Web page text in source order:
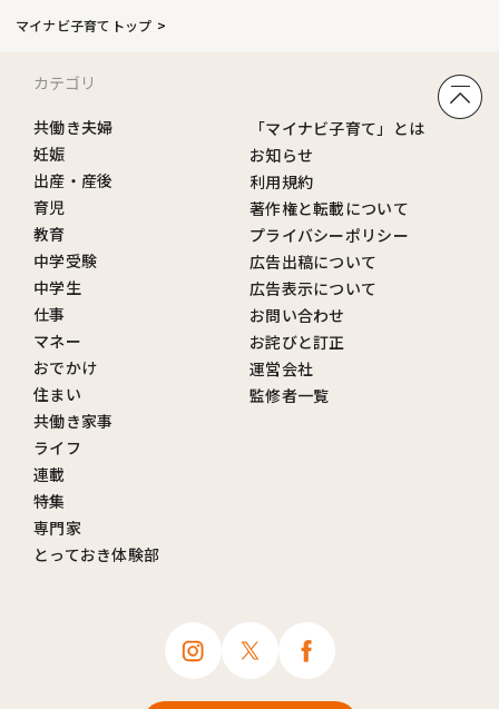
マイナビ子育てトップ
カテゴリ
共働き夫婦
妊娠
出産・産後
育児
教育
中学受験
中学生
仕事
マネー
おでかけ
住まい
共働き家事
ライフ
連載
特集
専門家
とっておき体験部
「マイナビ子育て」とは
お知らせ
利用規約
著作権と転載について
プライバシーポリシー
広告出稿について
広告表示について
お問い合わせ
お詫びと訂正
運営会社
監修者一覧